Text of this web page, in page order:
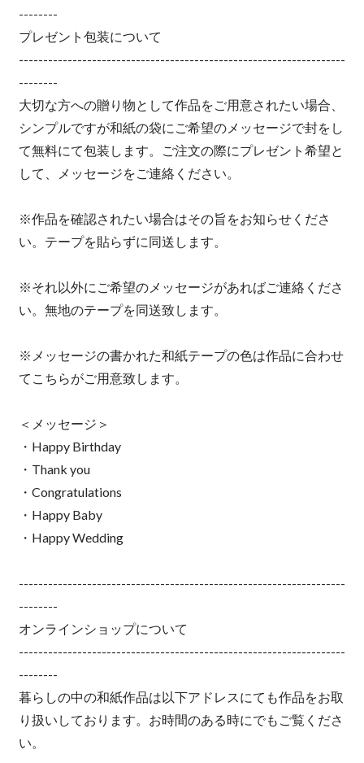
--------
プレゼント包装について
-------------------------------------------------------------------
--------
大切な方への贈り物として作品をご用意されたい場合、
シンプルですが和紙の袋にご希望のメッセージで封をし
て無料にて包装します。ご注文の際にプレゼント希望と
して、メッセージをご連絡ください。
※作品を確認されたい場合はその旨をお知らせくださ
い。テープを貼らずに同送します。
※それ以外にご希望のメッセージがあればご連絡くださ
い。無地のテープを同送致します。
※メッセージの書かれた和紙テープの色は作品に合わせ
てこちらがご用意致します。
＜メッセージ＞
・Happy Birthday
・Thank you
・Congratulations
・Happy Baby
・Happy Wedding
-------------------------------------------------------------------
--------
オンラインショップについて
-------------------------------------------------------------------
--------
暮らしの中の和紙作品は以下アドレスにても作品をお取
り扱いしております。お時間のある時にでもご覧くださ
い。